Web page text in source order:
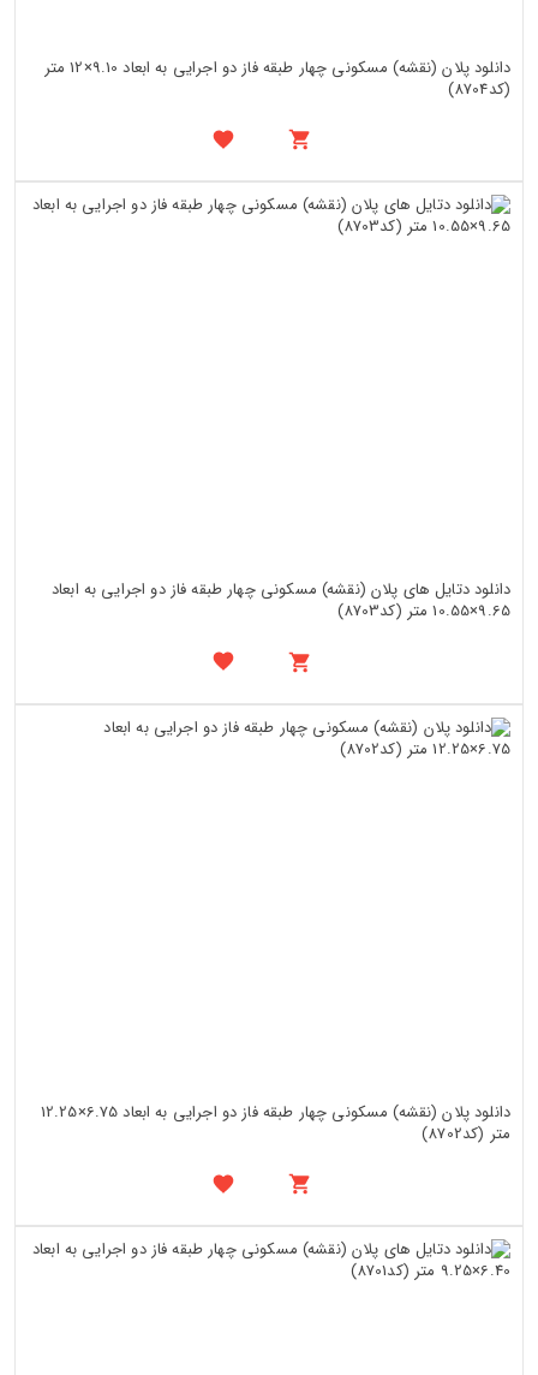
دانلود پلان (نقشه) مسکونی چهار طبقه فاز دو اجرایی به ابعاد 9.10×12 متر
(کد8704)
دانلود دتایل های پلان (نقشه) مسکونی چهار طبقه فاز دو اجرایی به ابعاد
9.65×10.55 متر (کد8703)
دانلود پلان (نقشه) مسکونی چهار طبقه فاز دو اجرایی به ابعاد 6.75×12.25
متر (کد8702)